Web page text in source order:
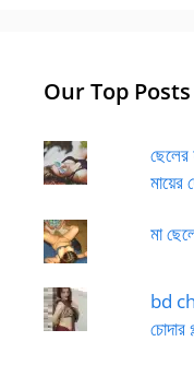
Our Top Posts
ছেলের
মায়ের
মা
bd
চোদার